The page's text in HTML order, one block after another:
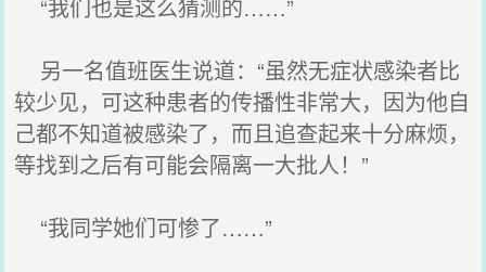
“我们也是这么猜测的……”
另一名值班医生说道：“虽然无症状感染者比
较少见，可这种患者的传播性非常大，因为他自
己都不知道被感染了，而且追查起来十分麻烦，
等找到之后有可能会隔离一大批人！”
“我同学她们可惨了……”